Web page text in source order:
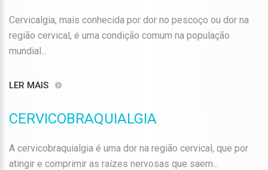
Cervicalgia, mais conhecida por dor no pescoço ou dor na
região cervical, é uma condição comum na população
mundial...
LER MAIS
CERVICOBRAQUIALGIA
A cervicobraquialgia é uma dor na região cervical, que por
atingir e comprimir as raízes nervosas que saem...